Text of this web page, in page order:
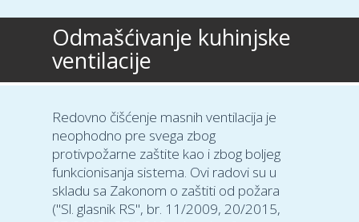
Odmašćivanje kuhinjske
ventilacije
Redovno čišćenje masnih ventilacija je
neophodno pre svega zbog
protivpožarne zaštite kao i zbog boljeg
funkcionisanja sistema. Ovi radovi su u
skladu sa Zakonom o zaštiti od požara
("Sl. glasnik RS", br. 11/2009, 20/2015,